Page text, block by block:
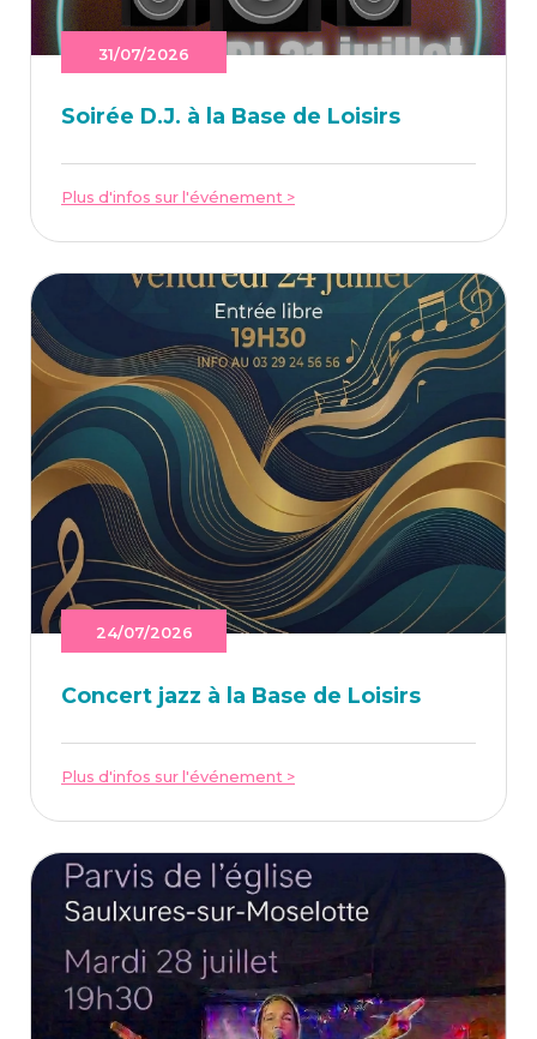
31/07/2026
Soi­rée D.J. à la Base de Loisirs
Plus d'infos sur l'événement >
24/07/2026
Concert jazz à la Base de Loisirs
Plus d'infos sur l'événement >